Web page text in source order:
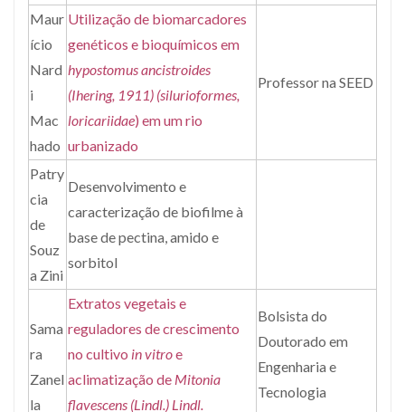
Maur
ício
Nard
i
Mac
hado
Utilização de biomarcadores
genéticos e bioquímicos em
hypostomus ancistroides
(Ihering, 1911) (silurioformes,
loricariidae) em um rio
urbanizado
Professor na SEED
Patry
cia
de
Souz
a Zini
Desenvolvimento e
caracterização de biofilme à
base de pectina, amido e
sorbitol
Sama
ra
Zanel
la
Extratos vegetais e
reguladores de crescimento
no cultivo in vitroe
aclimatização de Mitonia
flavescens (Lindl.) Lindl.
Bolsista do
Doutorado em
Engenharia e
Tecnologia